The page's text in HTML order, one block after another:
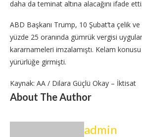
daha da teminat altına alacağını ifade etti.
ABD Başkanı Trump, 10 Şubat’ta çelik
yüzde 25 oranında gümrük vergisi
kararnameleri imzalamıştı. Kelam
yürürlüğe girmişti.
Kaynak: AA / Dilara Güçlü Okay – İktisat
About The Author
admin